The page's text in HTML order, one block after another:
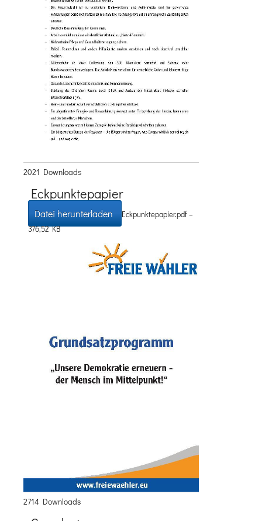
2021 Downloads
Eckpunktepapier
Datei herunterladen
Eckpunktepapier.pdf –
376,52 KB
2714 Downloads